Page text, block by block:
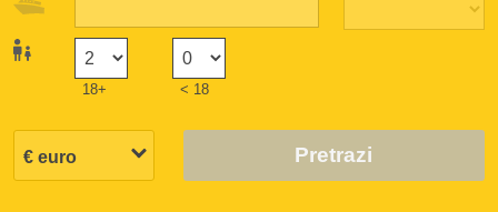
18+ < 18
Pretrazi